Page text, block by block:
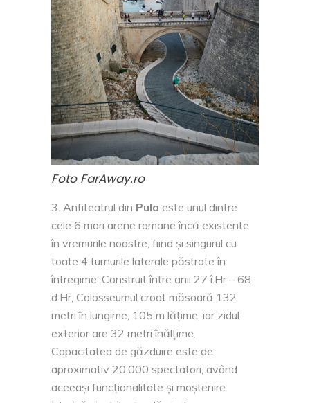
Foto FarAway.ro
Anfiteatrul din Pula este unul dintre
cele 6 mari arene romane încă existente
în vremurile noastre, fiind și singurul cu
toate 4 turnurile laterale păstrate în
întregime. Construit între anii 27 î.Hr – 68
d.Hr, Colosseumul croat măsoară 132
metri în lungime, 105 m lățime, iar zidul
exterior are 32 metri înălțime.
Capacitatea de găzduire este de
aproximativ 20,000 spectatori, având
aceeași funcționalitate și moștenire